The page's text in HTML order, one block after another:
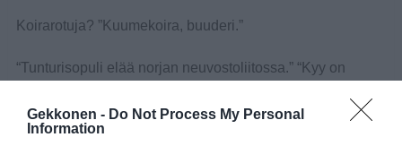
Gekkonen - Do Not Process My Personal
Information
Koirarotuja? ”Kuumekoira, buuderi.”
“Tunturisopuli elää norjan neuvostoliitossa.” “Kyy on
“Kalan lisääntyminen on kidu. Naaras mätii ja koiras